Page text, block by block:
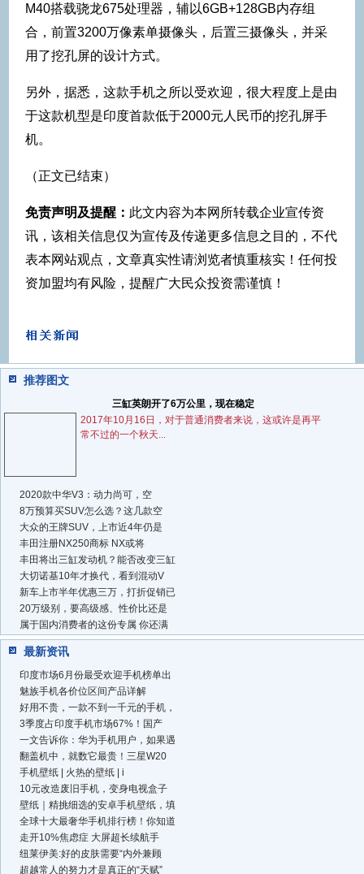
M40搭载骁龙675处理器，辅以6GB+128GB内存组
合，前置3200万像素单摄像头，后置三摄像头，并采
用了挖孔屏的设计方式。
另外，据悉，这款手机之所以受欢迎，很大程度上是由
于这款机型是印度首款低于2000元人民币的挖孔屏手
机。
（正文已结束）
免责声明及提醒： 此文内容为本网所转载企业宣传资
讯，该相关信息仅为宣传及传递更多信息之目的，不代
表本网站观点，文章真实性请浏览者慎重核实！任何投
资加盟均有风险，提醒广大民众投资需谨慎！
推荐图文
三缸英朗开了6万公里，现在稳定
2017年10月16日，对于普通消费者来说，这或许是再平
常不过的一个秋天...
2020款中华V3：动力尚可，空
8万预算买SUV怎么选？这几款空
大众的王牌SUV，上市近4年仍是
丰田注册NX250商标 NX或将
丰田将出三缸发动机？能否改变三缸
大切诺基10年才换代，看到混动V
新车上市半年优惠三万，打折促销已
20万级别，要高级感、性价比还是
属于国内消费者的这份专属 你还满
最新资讯
印度市场6月份最受欢迎手机榜单出
魅族手机各价位区间产品详解
好用不贵，一款不到一千元的手机，
3季度占印度手机市场67%！国产
一文告诉你：华为手机用户，如果遇
翻盖机中，就数它最贵！三星W20
手机壁纸 | 火热的壁纸 | i
10元改造废旧手机，变身电视盒子
壁纸｜精挑细选的安卓手机壁纸，填
全球十大最奢华手机排行榜！你知道
走开10%焦虑症 大屏超长续航手
纽莱伊美:好的皮肤需要“内外兼顾
超越常人的努力才是真正的“天赋”